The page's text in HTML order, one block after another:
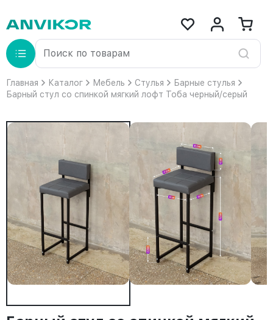
Главная Каталог Мебель Стулья
Барные стулья
Барный стул со спинкой мягкий лофт Тоба черный/серый